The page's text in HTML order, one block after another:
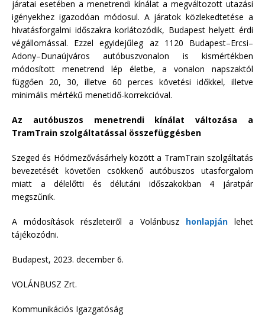
járatai esetében a menetrendi kínálat a megváltozott utazási
igényekhez igazodóan módosul. A járatok közlekedtetése a
hivatásforgalmi időszakra korlátozódik, Budapest helyett érdi
végállomással. Ezzel egyidejűleg az 1120 Budapest–Ercsi–
Adony–Dunaújváros autóbuszvonalon is kismértékben
módosított menetrend lép életbe, a vonalon napszaktól
függően 20, 30, illetve 60 perces követési időkkel, illetve
minimális mértékű menetidő-korrekcióval.
Az autóbuszos menetrendi kínálat változása a
TramTrain szolgáltatással összefüggésben
Szeged és Hódmezővásárhely között a TramTrain szolgáltatás
bevezetését követően csökkenő autóbuszos utasforgalom
miatt a délelőtti és délutáni időszakokban 4 járatpár
megszűnik.
A módosítások részleteiről a Volánbusz honlapjánlehet
tájékozódni.
Budapest, 2023. december 6.
VOLÁNBUSZ Zrt.
Kommunikációs Igazgatóság